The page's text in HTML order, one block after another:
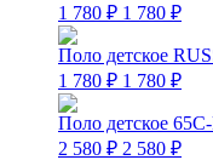
1 780 ₽ 1 780 ₽
Поло детское
1 780 ₽ 1 780 ₽
Поло детское
2 580 ₽ 2 580 ₽